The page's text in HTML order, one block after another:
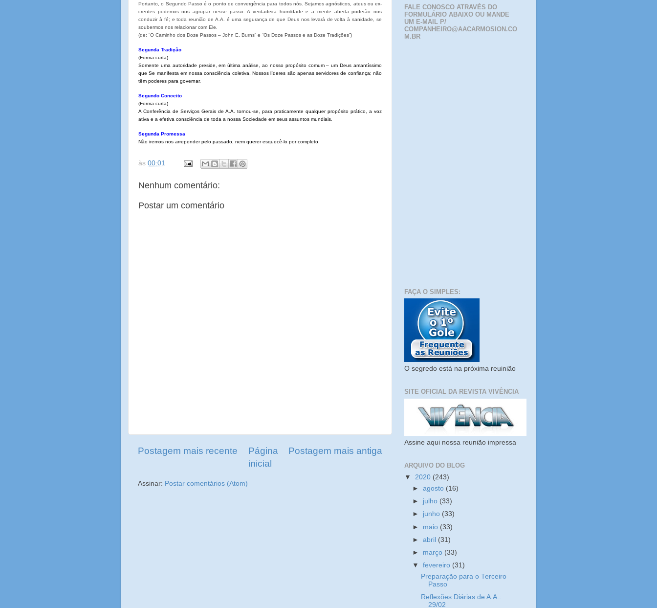
Portanto, o Segundo Passo é o ponto de convergência para todos nós. Sejamos agnósticos, ateus ou ex-
crentes podemos nos agrupar nesse passo. A verdadeira humildade e a mente aberta poderão nos
conduzir à fé; e toda reunião de A.A. é uma segurança de que Deus nos levará de volta à sanidade, se
soubermos nos relacionar com Ele.
(de: “O Caminho dos Doze Passos – John E. Burns” e “Os Doze Passos e as Doze Tradições”)
Segunda Tradição
(Forma curta)
Somente uma autoridade preside, em última análise, ao nosso propósito comum – um Deus amantíssimo
que Se manifesta em nossa consciência coletiva. Nossos líderes são apenas servidores de confiança; não
têm poderes para governar.
Segundo Conceito
(Forma curta)
A Conferência de Serviços Gerais de A.A. tornou-se, para praticamente qualquer propósito prático, a voz
ativa e a efetiva consciência de toda a nossa Sociedade em seus assuntos mundiais.
Segunda Promessa
Não iremos nos arrepender pelo passado, nem querer esquecê-lo por completo.
às 00:01
Nenhum comentário:
Postar um comentário
Postagem mais recente Postagem mais antiga
Página
inicial
Assinar: Postar comentários (Atom)
FALE CONOSCO ATRAVÉS DO
FORMULÁRIO ABAIXO OU MANDE
UM E-MAIL P/
COMPANHEIRO@AACARMOSION.CO
M.BR
FAÇA O SIMPLES:
O segredo está na próxima reuinião
SITE OFICIAL DA REVISTA VIVÊNCIA
Assine aqui nossa reunião impressa
ARQUIVO DO BLOG
▼ 2020 (243)
►agosto (16)
► julho (33)
► junho (33)
► maio (33)
►abril (31)
► março (33)
▼fevereiro (31)
Preparação para o Terceiro
Passo
Reflexões Diárias de A.A.:
29/02